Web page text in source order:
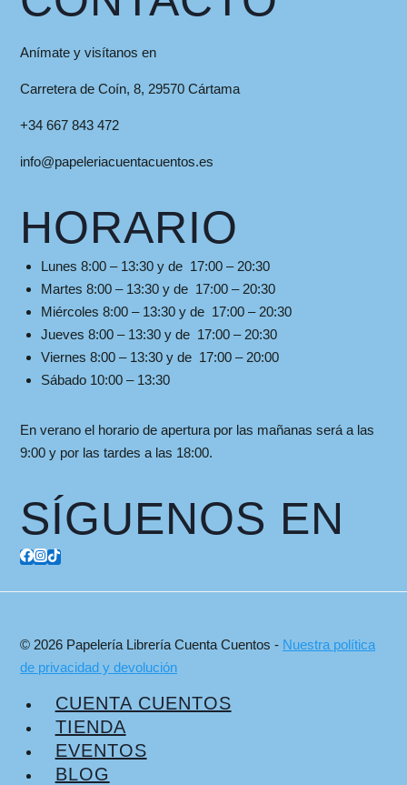
Anímate y visítanos en
Carretera de Coín, 8, 29570 Cártama
+34 667 843 472
info@papeleriacuentacuentos.es
HORARIO
Lunes 8:00 – 13:30 y de 17:00 – 20:30
Martes 8:00 – 13:30 y de 17:00 – 20:30
Miércoles 8:00 – 13:30 y de 17:00 – 20:30
Jueves 8:00 – 13:30 y de 17:00 – 20:30
Viernes 8:00 – 13:30 y de 17:00 – 20:00
Sábado 10:00 – 13:30
En verano el horario de apertura por las mañanas será a las
9:00 y por las tardes a las 18:00.
SÍGUENOS EN
© 2026 Papelería Librería Cuenta Cuentos - Nuestra política
de privacidad y devolución
CUENTA CUENTOS
TIENDA
EVENTOS
BLOG